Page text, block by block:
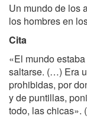
Un mundo de los
los hombres en
Cita
«El mundo
saltarse. (…) Era
prohibidas, por
y de puntillas,
todo, las chicas».